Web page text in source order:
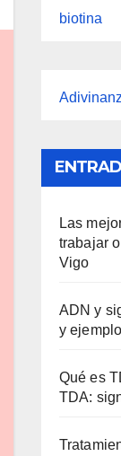
biotina
Las
trabajar
Vigo
ADN y
y
Qué es
TDA: